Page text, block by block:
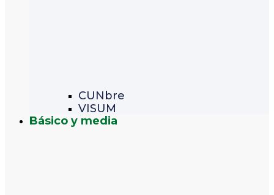
CUNbre
VISUM
Básico y media